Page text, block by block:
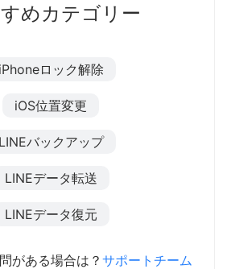
めカテゴリー
iPhoneロック解除
iOS位置変更
LINEバックアップ
LINEデータ転送
LINEデータ復元
がある場合は？ サポートチーム